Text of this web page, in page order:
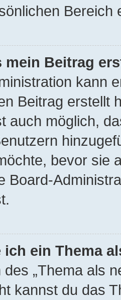
Bereich
mein Beitrag
kann
Beitrag erstellt
auch möglich,
bevor sie
Board-
ich ein Thema
„Thema als
kannst du das